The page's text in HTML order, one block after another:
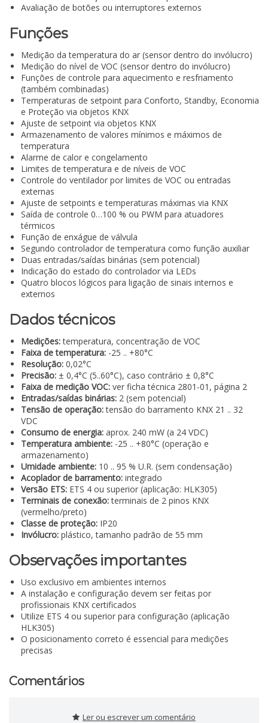
Avaliação de botões ou interruptores externos
Funções
Medição da temperatura do ar (sensor dentro do invólucro)
Medição do nível de VOC (sensor dentro do invólucro)
Funções de controle para aquecimento e resfriamento
(também combinadas)
Temperaturas de setpoint para Conforto, Standby, Economia
e Proteção via objetos KNX
Ajuste de setpoint via objetos KNX
Armazenamento de valores mínimos e máximos de
temperatura
Alarme de calor e congelamento
Limites de temperatura e de níveis de VOC
Controle do ventilador por limites de VOC ou entradas
externas
Ajuste de setpoints e temperaturas máximas via KNX
Saída de controle 0…100 % ou PWM para atuadores
térmicos
Função de enxágue de válvula
Segundo controlador de temperatura como função auxiliar
Duas entradas/saídas binárias (sem potencial)
Indicação do estado do controlador via LEDs
Quatro blocos lógicos para ligação de sinais internos e
externos
Dados técnicos
Medições:temperatura, concentração de VOC
Faixa de temperatura: -25 .. +80°C
Resolução: 0,02°C
Precisão: ± 0,4°C (5..60°C), caso contrário ± 0,8°C
Faixa de medição VOC: ver ficha técnica 2801-01, página 2
Entradas/saídas binárias: 2 (sem potencial)
Tensão de operação:tensão do barramento KNX 21 .. 32
VDC
Consumo de energia: aprox. 240 mW (a 24 VDC)
Temperatura ambiente: -25 .. +80°C (operação e
armazenamento)
Umidade ambiente: 10 .. 95 % U.R. (sem condensação)
Acoplador de barramento: integrado
Versão ETS: ETS 4 ou superior (aplicação: HLK305)
Terminais de conexão:terminais de 2 pinos KNX
(vermelho/preto)
Classe de proteção: IP20
Invólucro: plástico, tamanho padrão de 55 mm
Observações importantes
Uso exclusivo em ambientes internos
A instalação e configuração devem ser feitas por
profissionais KNX certificados
Utilize ETS 4 ou superior para configuração (aplicação
HLK305)
O posicionamento correto é essencial para medições
precisas
Comentários
Ler ou escrever um comentário